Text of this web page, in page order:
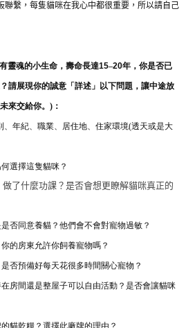
聯繫，每隻貓咪在我心中都很重要，所以請自己
靈魂的小生命，壽命長達15–20年，你是否已
請展現你的誠意「詳述」以下問題，讓中途放
來交給你。)：
、年紀、職業、居住地、住家環境(透天或是大
選擇這隻貓咪？
了什麼功課？是否會想更瞭解貓咪真正的
否同意養貓？他們會不會對寵物過敏？
的房東允許你飼養寵物嗎？
否預備好每天花很多時間關心寵物？
房間還是整屋子可以自由活動？是否會讓貓咪
貓乾糧？ 選擇此廠牌的理由？